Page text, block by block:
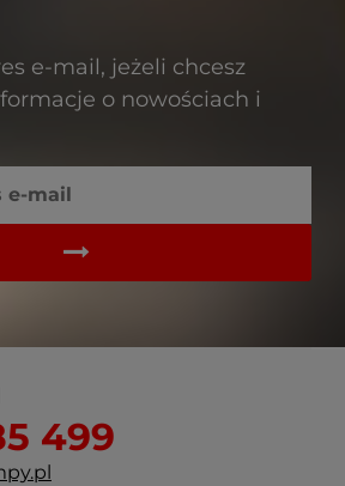
e-mail, jeżeli chcesz
o nowościach i
499